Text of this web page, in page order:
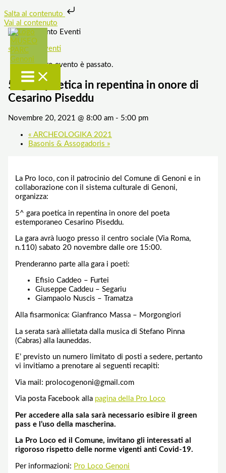
Salta al contenuto
Vai al contenuto
« Tutti gli Eventi
Questo evento è passato.
5^gara poetica in repentina in onore di
Cesarino Piseddu
Novembre 20, 2021 @ 8:00 am- 5:00 pm
«ARCHEOLOGIKA 2021
Basonis & Assogadoris »
La Pro loco, con il patrocinio del Comune di Genoni e in
collaborazione con il sistema culturale di Genoni,
organizza:
5^ gara poetica in repentina in onore del poeta
estemporaneo Cesarino Piseddu.
La gara avrà luogo presso il centro sociale (Via Roma,
n.110) sabato 20 novembre dalle ore 15:00.
Prenderanno parte alla gara i poeti:
Efisio Caddeo – Furtei
Giuseppe Caddeu – Segariu
Giampaolo Nuscis – Tramatza
Alla fisarmonica: Gianfranco Massa – Morgongiori
La serata sarà allietata dalla musica di Stefano Pinna
(Cabras) alla launeddas.
E’ previsto un numero limitato di posti a sedere, pertanto
vi invitiamo a prenotare ai seguenti recapiti:
Via mail: prolocogenoni@gmail.com
Via posta Facebook alla pagina della Pro Loco
Per accedere alla sala sarà necessario esibire il green
pass e l’uso della mascherina.
La Pro Loco ed il Comune, invitano gli interessati al
rigoroso rispetto delle norme vigenti anti Covid-19.
Per informazioni: Pro Loco Genoni